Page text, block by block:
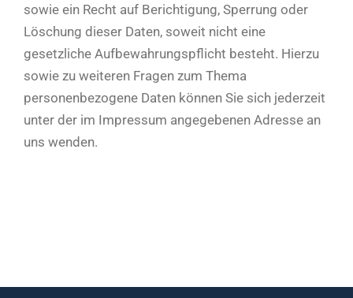
sowie ein Recht auf Berichtigung, Sperrung oder
Löschung dieser Daten, soweit nicht eine
gesetzliche Aufbewahrungspflicht besteht. Hierzu
sowie zu weiteren Fragen zum Thema
personenbezogene Daten können Sie sich jederzeit
unter der im Impressum angegebenen Adresse an
uns wenden.